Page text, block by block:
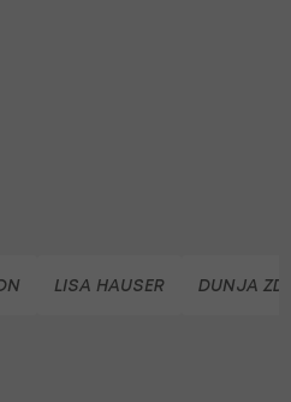
LISA HAUSER DUNJA